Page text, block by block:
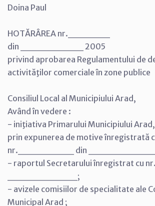
Doina Paul
HOTĂRÂREA nr.______
din _________ 2005
privind aprobarea Regulamentului de
activităţilor comerciale în zone publice
Consiliul Local al Municipiului Arad,
Având în vedere :
- iniţiativa Primarului Municipiului
prin expunerea de motive înregistrată
nr.________ din
- raportul Secretarului înregistrat cu
__________;
- avizele comisiilor de specialitate ale
Municipal Arad ;